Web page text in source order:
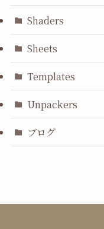
Shaders
Sheets
Templates
Unpackers
ブログ